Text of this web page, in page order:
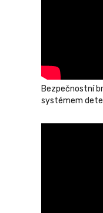
Bezpečnostní
systémem